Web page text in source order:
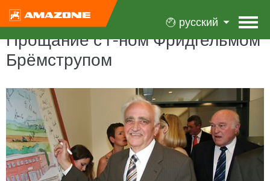
русский
Прощание с г-ном Фридгельмом
Брёмструпом